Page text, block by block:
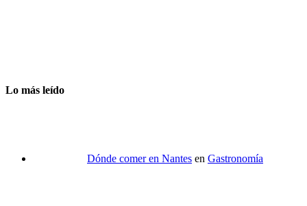
Lo más leído
Dónde comer en Nantes en Gastronomía